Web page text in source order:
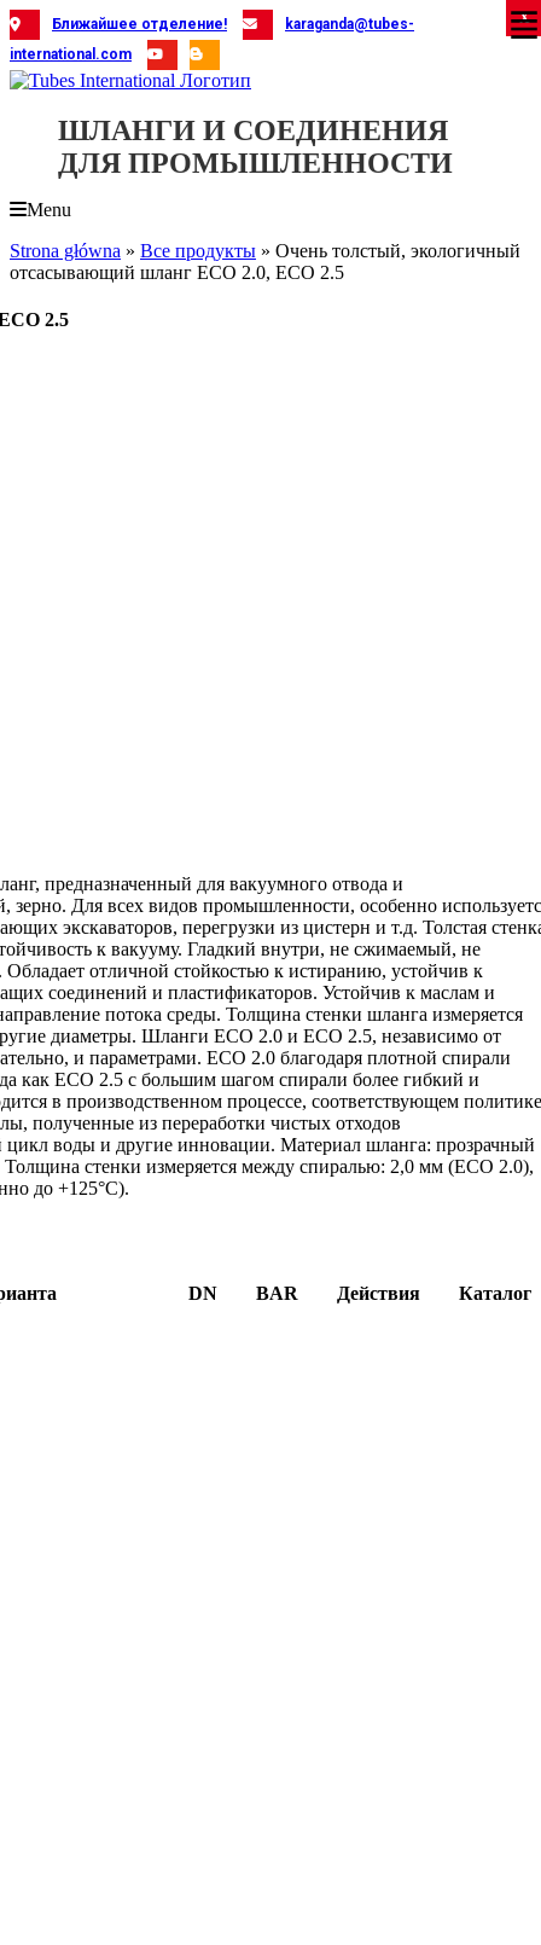
Skip
to
content
Ближайшее отделение!
karaganda@tubes-
international.com
ШЛАНГИ И СОЕДИНЕНИЯ
ДЛЯ ПРОМЫШЛЕННОСТИ
Menu
Strona główna » Все продукты » Очень толстый, экологичный
отсасывающий шланг ECO 2.0, ECO 2.5
2.5
предназначенный для вакуумного отвода и
зерно. Для всех видов промышленности, особенно
экскаваторов, перегрузки из цистерн и т.д. Толстая
к вакууму. Гладкий внутри, не сжимаемый, не
отличной стойкостью к истиранию, устойчив к
соединений и пластификаторов. Устойчив к маслам и
потока среды. Толщина стенки шланга измеряется
диаметры. Шланги ECO 2.0 и ECO 2.5, независимо от
и параметрами. ECO 2.0 благодаря плотной спирали
как ECO 2.5 с большим шагом спирали более гибкий и
в производственном процессе, соответствующем
полученные из переработки чистых отходов
цикл воды и другие инновации. Материал шланга: прозрачный
стенки измеряется между спиралью: 2,0 мм (ECO 2.0),
до +125°C).
DN BAR Действия Каталог
X
X
X
X
X
X
X
X
X
X
X
X
X
X
X
X
X
X
X